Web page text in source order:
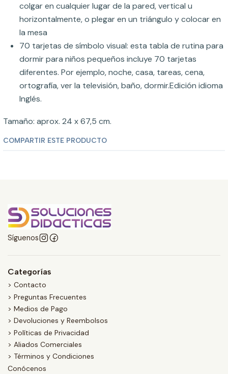
colgar en cualquier lugar de la pared, vertical u
horizontalmente, o plegar en un triángulo y colocar en
la mesa
70 tarjetas de símbolo visual: esta tabla de rutina para
dormir para niños pequeños incluye 70 tarjetas
diferentes. Por ejemplo, noche, casa, tareas, cena,
ortografía, ver la televisión, baño, dormir.Edición idioma
Inglés.
Tamaño: aprox. 24 x 67,5 cm.
COMPARTIR ESTE PRODUCTO
Síguenos
Categorías
> Contacto
> Preguntas Frecuentes
> Medios de Pago
> Devoluciones y Reembolsos
> Políticas de Privacidad
> Aliados Comerciales
> Términos y Condiciones
Conócenos